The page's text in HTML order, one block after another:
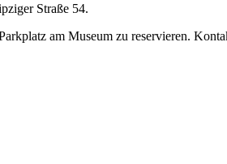
Straße 54.
am Museum zu reservieren.